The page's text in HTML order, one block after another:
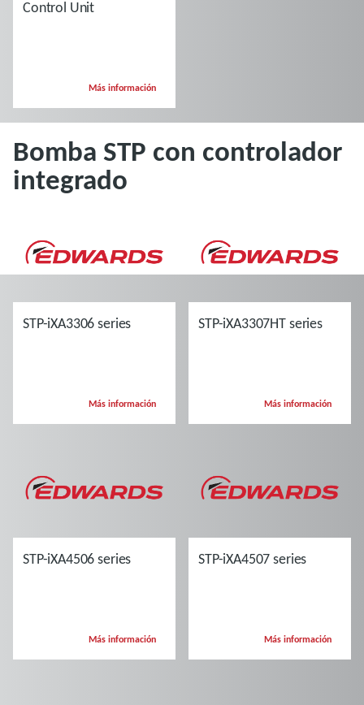
Control Unit
Más información
Bomba STP con controlador
integrado
STP-iXA3306 series
Más información
STP-iXA3307HT series
Más información
STP-iXA4506 series
Más información
STP-iXA4507 series
Más información